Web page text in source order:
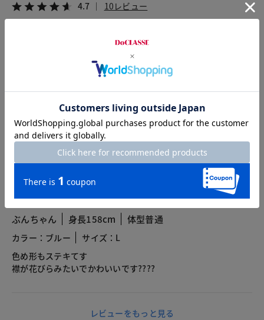
4.7 10レビュー
身長153cm 体型普通
カラー：ブルー
サイズ：M
すごく綺麗なお色です。ポロですが、キチンと感があります。
ぶんちゃん 身長158cm 体型普通
カラー：ブルー
サイズ：L
色め形もステキてす
襟が花びらみたいでかわいいです????
レビューをもっと見る